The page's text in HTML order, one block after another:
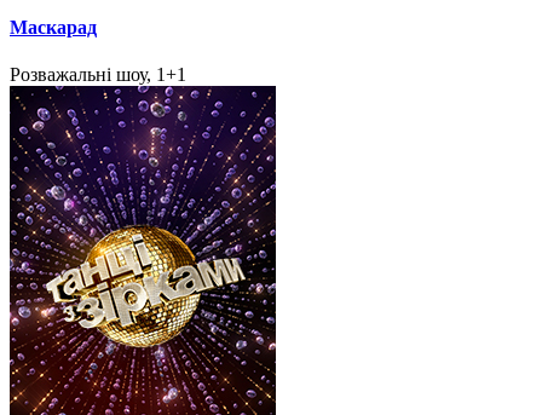
Маскарад
Розважальні шоу, 1+1